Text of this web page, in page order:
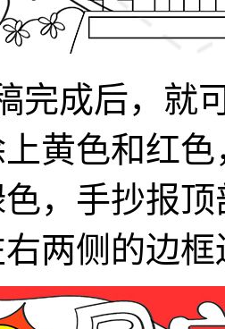
成后，就可
黄色和红
，手抄报
两侧的边